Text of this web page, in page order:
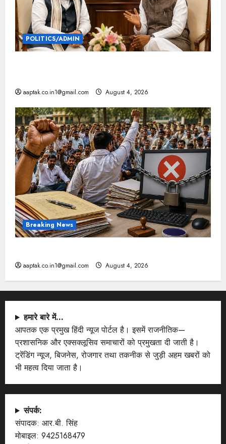
POLITICS/ADMIN
aaptak.co.in1@gmail.com August 4, 2026
Breaking News
aaptak.co.in1@gmail.com August 4, 2026
हमारे बारे में…
आपतक एक प्रमुख हिंदी न्यूज पोर्टल है। इसमें राजनीतिक—
प्रशासनिक और एक्सक्लूसिव समाचारों को प्रमुखता दी जाती है।
ट्रेंडिंग न्यूज, बिजनेस, रोजगार तथा तकनीक से जुड़ी अहम खबरों को
भी महत्व दिया जाता है।
संपर्क:
संपादक: आर.बी. सिंह
मोबाइल: 9425168479